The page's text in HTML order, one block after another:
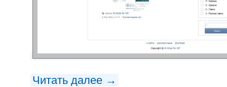
Читать далее →